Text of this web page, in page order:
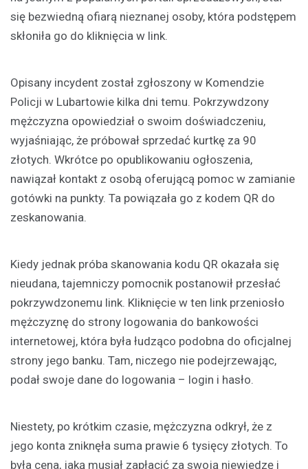
się bezwiedną ofiarą nieznanej osoby, która podstępem
skłoniła go do kliknięcia w link.
Opisany incydent został zgłoszony w Komendzie
Policji w Lubartowie kilka dni temu. Pokrzywdzony
mężczyzna opowiedział o swoim doświadczeniu,
wyjaśniając, że próbował sprzedać kurtkę za 90
złotych. Wkrótce po opublikowaniu ogłoszenia,
nawiązał kontakt z osobą oferującą pomoc w zamianie
gotówki na punkty. Ta powiązała go z kodem QR do
zeskanowania.
Kiedy jednak próba skanowania kodu QR okazała się
nieudana, tajemniczy pomocnik postanowił przesłać
pokrzywdzonemu link. Kliknięcie w ten link przeniosło
mężczyznę do strony logowania do bankowości
internetowej, która była łudząco podobna do oficjalnej
strony jego banku. Tam, niczego nie podejrzewając,
podał swoje dane do logowania – login i hasło.
Niestety, po krótkim czasie, mężczyzna odkrył, że z
jego konta zniknęła suma prawie 6 tysięcy złotych. To
była cena, jaką musiał zapłacić za swoją niewiedzę i